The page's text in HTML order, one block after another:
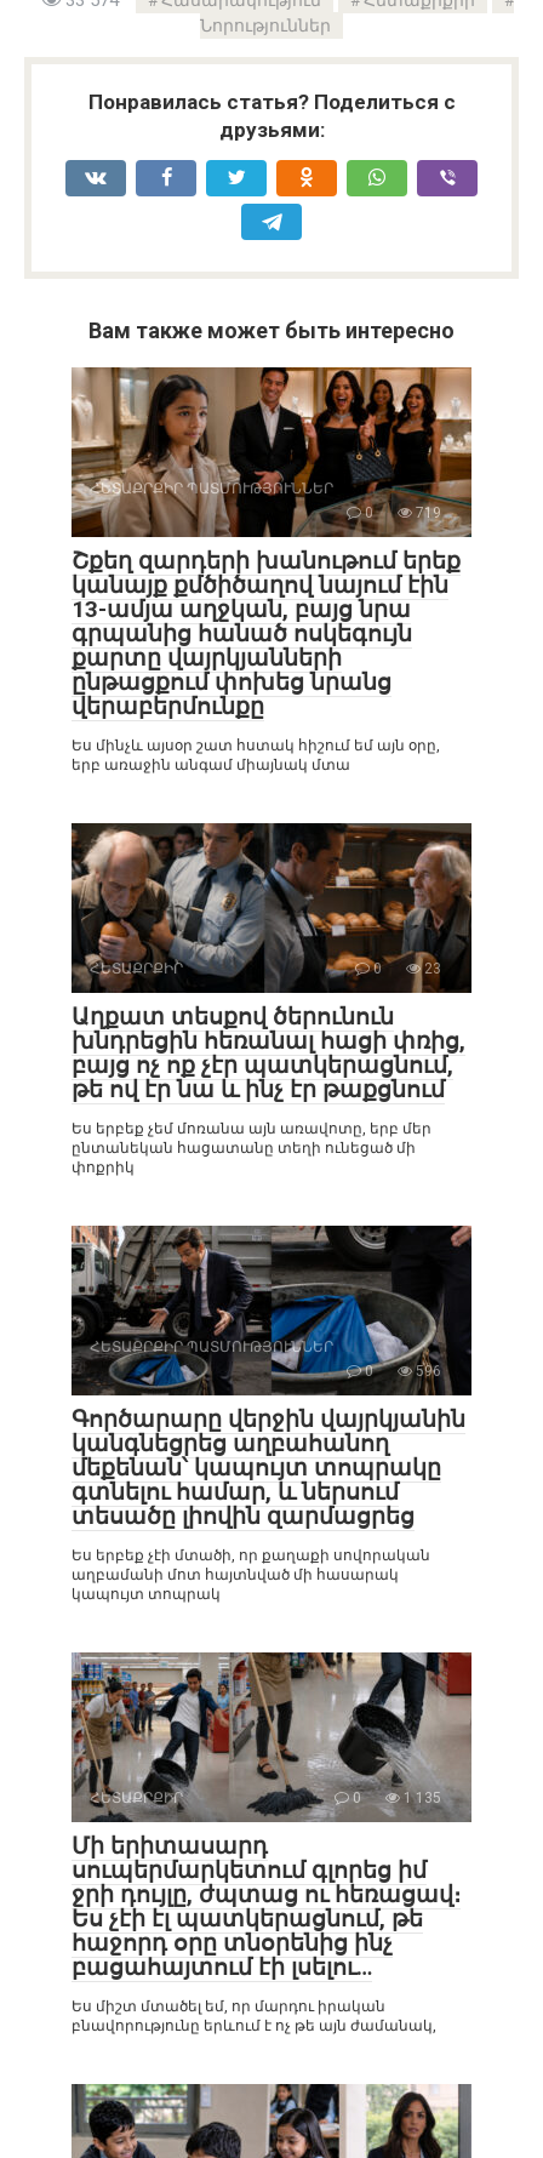
Նորություններ
Понравилась статья? Поделиться с
друзьями:
Вам также может быть интересно
ՀԵՏԱՔՐՔԻՐ ՊԱՏՄՈՒԹՅՈՒՆՆԵՐ
0
719
Շքեղ զարդերի խանութում երեք
կանայք քմծիծաղով նայում էին
13-ամյա աղջկան, բայց նրա
գրպանից հանած ոսկեգույն
քարտը վայրկյանների
ընթացքում փոխեց նրանց
վերաբերմունքը
Ես մինչև այսօր շատ հստակ հիշում եմ այն օրը,
երբ առաջին անգամ միայնակ մտա
ՀԵՏԱՔՐՔԻՐ 0 23
Աղքատ տեսքով ծերունուն
խնդրեցին հեռանալ հացի փռից,
բայց ոչ ոք չէր պատկերացնում,
թե ով էր նա և ինչ էր թաքցնում
Ես երբեք չեմ մոռանա այն առավոտը, երբ մեր
ընտանեկան հացատանը տեղի ունեցած մի
փոքրիկ
ՀԵՏԱՔՐՔԻՐ ՊԱՏՄՈՒԹՅՈՒՆՆԵՐ
0
596
Գործարարը վերջին վայրկյանին
կանգնեցրեց աղբահանող
մեքենան՝ կապույտ տոպրակը
գտնելու համար, և ներսում
տեսածը լիովին զարմացրեց
Ես երբեք չէի մտածի, որ քաղաքի սովորական
աղբամանի մոտ հայտնված մի հասարակ
կապույտ տոպրակ
ՀԵՏԱՔՐՔԻՐ 0 1 135
Մի երիտասարդ
սուպերմարկետում գլորեց իմ
ջրի դույլը, ժպտաց ու հեռացավ։
Ես չէի էլ պատկերացնում, թե
հաջորդ օրը տնօրենից ինչ
բացահայտում էի լսելու…
Ես միշտ մտածել եմ, որ մարդու իրական
բնավորությունը երևում է ոչ թե այն ժամանակ,